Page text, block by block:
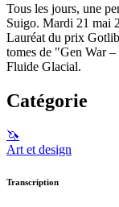
Tous les jours, une
Suigo. Mardi 21 mai
Lauréat du prix
tomes de "Gen War
Fluide Glacial.
Catégorie
🦄
Art et design
Transcription